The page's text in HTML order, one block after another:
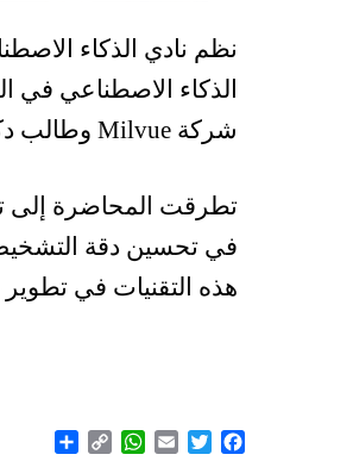
نظم نادي الذكاء
الذكاء الاصطناعي
شركة Milvue وطالب دكتوراه في جامعة Telecom Paris.
تطرقت المحاضرة إلى
في تحسين دقة
هذه التقنيات في
Facebook
Twitter
Email
WhatsApp
Copy